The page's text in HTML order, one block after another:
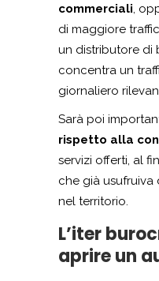
commerciali,
di maggiore
un distributore di
concentra un
giornaliero
Sarà poi
rispetto alla
servizi offerti, al
che già usufruiva
nel territorio.
L’iter
aprire un